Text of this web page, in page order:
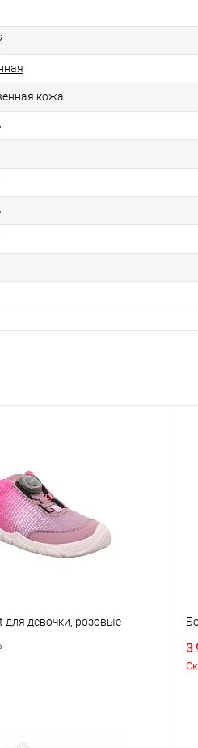
кожа
для девочки, розовые
3